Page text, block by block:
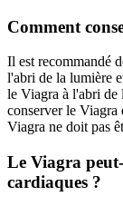
Comment
Il est recommandé
l'abri de la lumière
le Viagra à l'abri de
conserver le Viagra
Viagra ne doit pas
Le Viagra
cardiaques ?